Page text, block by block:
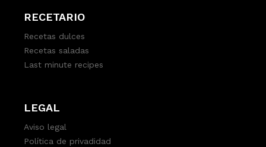
RECETARIO
Recetas dulces
Recetas saladas
Last minute recipes
LEGAL
Aviso legal
Política de privadidad